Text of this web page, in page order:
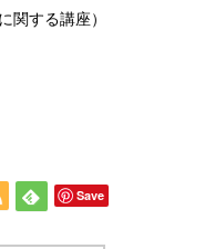
関する講座）
Save